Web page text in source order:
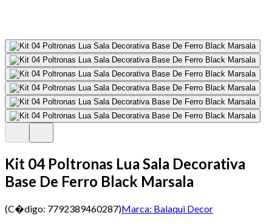
Kit 04 Poltronas Lua Sala Decorativa
Base De Ferro Black Marsala
(C�digo: 7792389460287)Marca: Balaqui Decor